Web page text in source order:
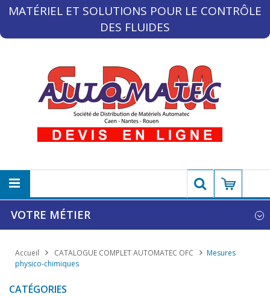
MATÉRIEL ET SOLUTIONS POUR LE CONTRÔLE
DES FLUIDES
VOTRE MÉTIER
Accueil CATALOGUE COMPLET AUTOMATEC OFC
Mesures
physico-chimiques
CATÉGORIES